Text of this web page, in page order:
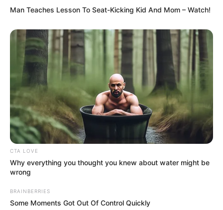
Kuslits Gábor, a Területi Gyermekvédelmi
Szakszolgálat korábbi vezetője ugyanakkor egy
interjúban arról beszélt: a hírek szerint magas rangú
politikusokhoz is kerülhettek fiatalok a Szőlő utcai
otthonból. Az Igazságügyi Minisztérium
közleménye szerint azonban kormánytag
érintettsége fel sem merült.
Man Teaches Lesson To Seat-Kicking Kid And Mom – Watch!
CTA LOVE
Why everything you thought you knew about water might be
wrong
BRAINBERRIES
Some Moments Got Out Of Control Quickly